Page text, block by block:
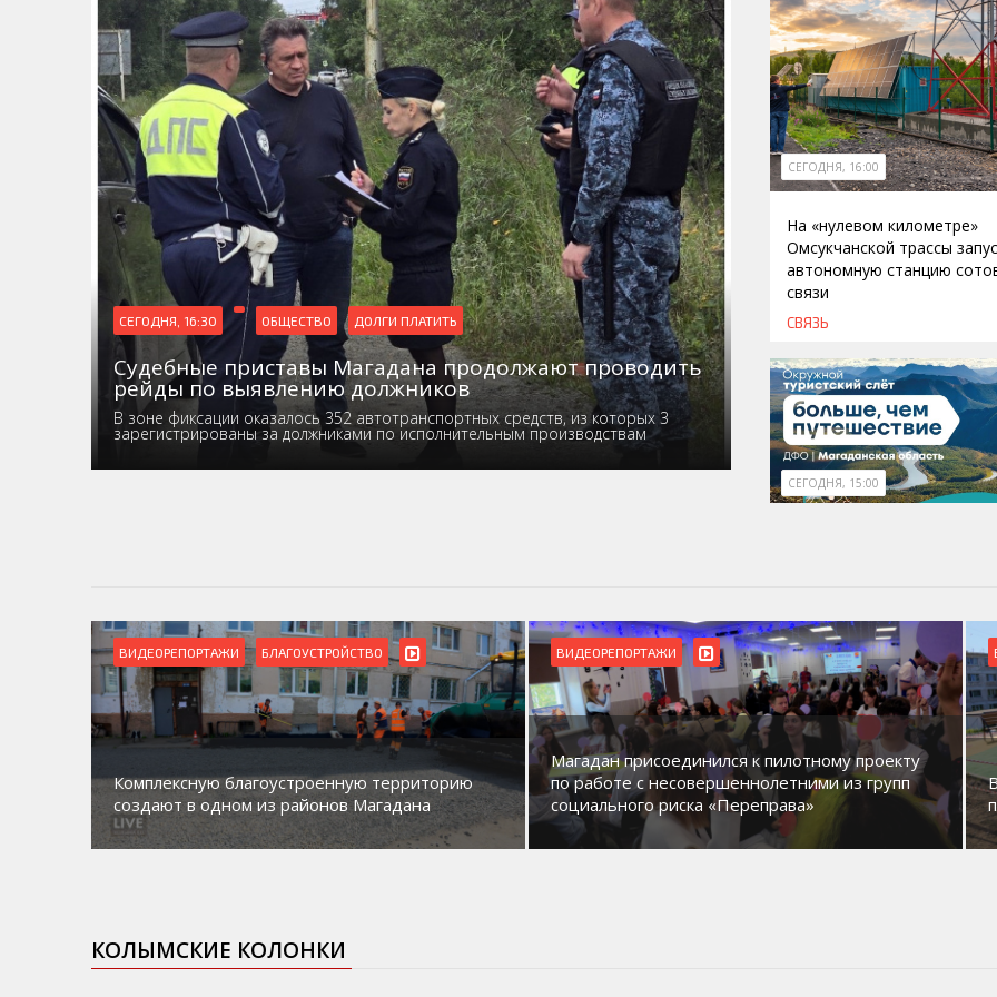
СЕГОДНЯ, 16:30 ОБЩЕСТВО ДОЛГИ ПЛАТИТЬ
Судебные приставы Магадана продолжают проводить
рейды по выявлению должников
В зоне фиксации оказалось 352 автотранспортных средств, из которых 3
зарегистрированы за должниками по исполнительным производствам
СЕГОДНЯ, 16:00
На «нулевом километре»
Омсукчанской трассы
автономную станцию
связи
СВЯЗЬ
СЕГОДНЯ, 15:00
ВИДЕОРЕПОРТАЖИ БЛАГОУСТРОЙСТВО
Комплексную благоустроенную территорию
создают в одном из районов Магадана
ВИДЕОРЕПОРТАЖИ
Магадан присоединился к пилотному проекту
по работе с несовершеннолетними из групп
социального риска «Переправа»
КОЛЫМСКИЕ КОЛОНКИ